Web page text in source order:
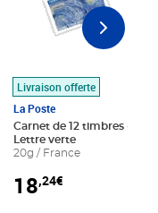
au panier
Livraison offerte
La Poste
Carnet de 12 timbres - Le
Lettre verte
20g / France
18,24€